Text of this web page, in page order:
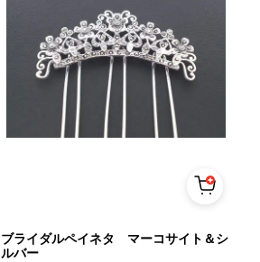
ブライダルペイネタ マーコサイト＆シ
ルバー